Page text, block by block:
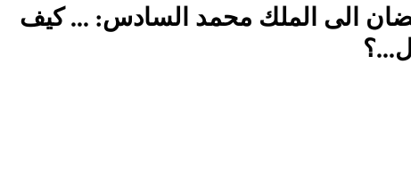
الى الملك محمد السادس: ... كيف